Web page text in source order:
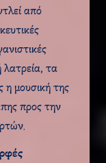
από
λατρεία, τα
η μουσική της
προς την